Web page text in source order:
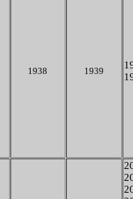
1938 1939